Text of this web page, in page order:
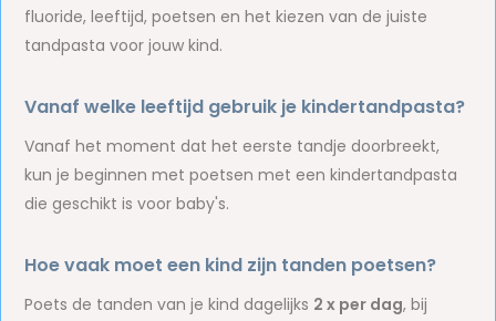
fluoride, leeftijd, poetsen en het kiezen van de juiste
tandpasta voor jouw kind.
Vanaf welke leeftijd gebruik je kindertandpasta?
Vanaf het moment dat het eerste tandje doorbreekt,
kun je beginnen met poetsen met een kindertandpasta
die geschikt is voor baby's.
Hoe vaak moet een kind zijn tanden poetsen?
Poets de tanden van je kind dagelijks 2 x per dag, bij